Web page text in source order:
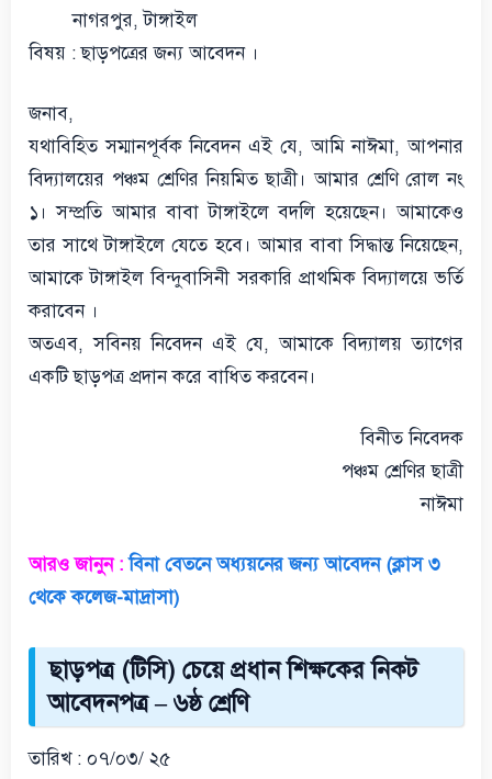
নাগরপুর, টাঙ্গাইল
বিষয় : ছাড়পত্রের জন্য আবেদন ।
জনাব,
যথাবিহিত সম্মানপূর্বক নিবেদন এই যে, আমি নাঈমা, আপনার
বিদ্যালয়ের পঞ্চম শ্রেণির নিয়মিত ছাত্রী। আমার শ্রেণি রোল নং
১। সম্প্রতি আমার বাবা টাঙ্গাইলে বদলি হয়েছেন। আমাকেও
তার সাথে টাঙ্গাইলে যেতে হবে। আমার বাবা সিদ্ধান্ত নিয়েছেন,
আমাকে টাঙ্গাইল বিন্দুবাসিনী সরকারি প্রাথমিক বিদ্যালয়ে ভর্তি
করাবেন ।
অতএব, সবিনয় নিবেদন এই যে, আমাকে বিদ্যালয় ত্যাগের
একটি ছাড়পত্র প্রদান করে বাধিত করবেন।
বিনীত নিবেদক
পঞ্চম শ্রেণির ছাত্রী
নাঈমা
আরও জানুন : বিনা বেতনে অধ্যয়নের জন্য আবেদন (ক্লাস ৩
থেকে কলেজ-মাদ্রাসা)
ছাড়পত্র (টিসি) চেয়ে প্রধান শিক্ষকের নিকট
আবেদনপত্র – ৬ষ্ঠ শ্রেণি
তারিখ : ০৭/০৩/ ২৫